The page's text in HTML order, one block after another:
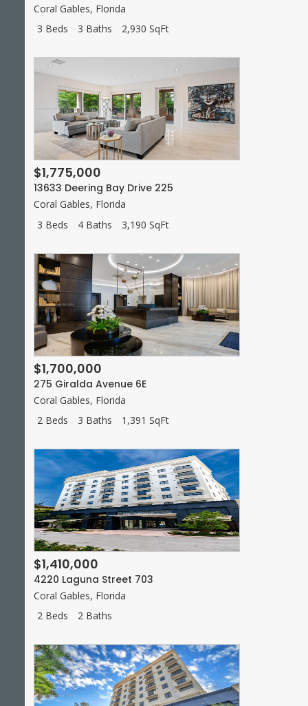
Coral Gables, Florida
3 Beds
3 Baths 2,930 SqFt
$1,775,000
13633 Deering Bay Drive 225
Coral Gables, Florida
3 Beds
4 Baths 3,190 SqFt
$1,700,000
275 Giralda Avenue 6E
Coral Gables, Florida
2 Beds
3 Baths 1,391 SqFt
$1,410,000
4220 Laguna Street 703
Coral Gables, Florida
2 Beds
2 Baths